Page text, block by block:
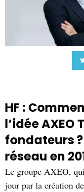
HF :
l’idée AXEO
fondateurs
réseau en
Le groupe AXEO,
jour par la création